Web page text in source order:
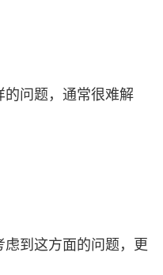
的问题，通常很难解
到这方面的问题，更